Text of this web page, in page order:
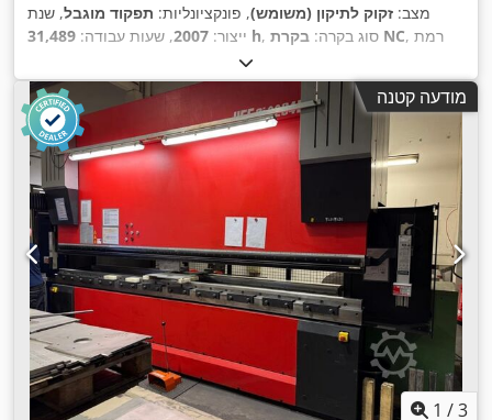
מצב: זקוק לתיקון (משומש), פונקציונליות: תפקוד מוגבל, שנת
ייצור: 2007, שעות עבודה: 31,489 h , סוג בקרה: בקרת NC, רמת
אוטומציה:, סוג לייזר:
h
, הספק לייזר:4,000 וואט , עובי מירבי של לוח:22 מ"מ
, עובי מירבי
של יריעת פלדה:
22 מ"מ , עובי מקסימלי של פח נירוסטה:8 מ"מ
,
עובי מירבי של יריעת אלומיניום:6 מ"מ , אורך שולחן: 3,000 מ"מ
,
רוחב שולחן:1,500 מ"מ , אורך עבודה:3,000 מ"מ
, רוחב עבודה:
3,000 מ"מ,
מודעה קטנה
1 /3